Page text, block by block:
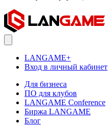
LANGAME+
Вход в личный кабинет
Для бизнеса
ПО для клубов
LANGAME Conference
Биржа LANGAME
Блог